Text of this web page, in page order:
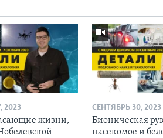
2023
жизни,
СЕНТЯБРЬ 30, 2023
Бионическая
насекомое и